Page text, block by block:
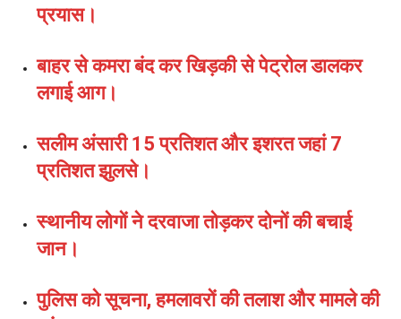
प्रयास।
बाहर से कमरा बंद कर खिड़की से पेट्रोल डालकर
लगाई आग।
सलीम अंसारी 15 प्रतिशत और इशरत जहां 7
प्रतिशत झुलसे।
स्थानीय लोगों ने दरवाजा तोड़कर दोनों की बचाई
जान।
पुलिस को सूचना, हमलावरों की तलाश और मामले की